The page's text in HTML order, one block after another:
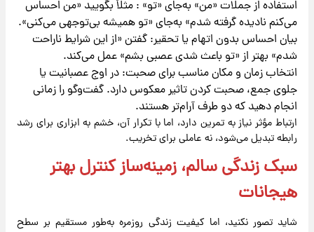
استفاده از جملات «من» به‌جای «تو» : مثلاً بگویید «من احساس
می‌کنم نادیده گرفته شدم» به‌جای «تو همیشه بی‌توجهی می‌کنی».
بیان احساس بدون اتهام یا تحقیر: گفتن «از این شرایط ناراحت
شدم» بهتر از «تو باعث شدی عصبی بشم» عمل می‌کند.
انتخاب زمان و مکان مناسب برای صحبت: در اوج عصبانیت یا
جلوی جمع، صحبت کردن تاثیر معکوس دارد. گفت‌وگو را زمانی
انجام دهید که دو طرف آرام‌تر هستند.
ارتباط مؤثر نیاز به تمرین دارد، اما با تکرار آن، خشم به ابزاری برای رشد
رابطه تبدیل می‌شود، نه عاملی برای تخریب.
سبک زندگی سالم، زمینه‌ساز کنترل بهتر
هیجانات
شاید تصور نکنید، اما کیفیت زندگی روزمره به‌طور مستقیم بر سطح